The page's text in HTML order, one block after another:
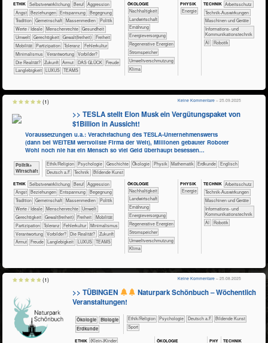
ETHIK ​​​​​​​​​​​​​​​​​​​​​​​​​​​​​​​​​​​​​​​​Selbst­verwirklichung ​​​​​​​​​​​​​​​Beruf
​​​​​​​​​​​​​Aggression
​​​​​​​​​​​​​Angst
​​​​​​​​​​​​​Beziehungen ​​​​​​​​​​​​​Entspannung
​​​​​​​​​​​​Begegnung
​​​​​​​​​​​Tradition
​​​​​​​​​​Gemeinschaft ​​​​​​​​​Massenmedien
​​​​​​​​​Politik
​​​​​​​​Werte / Ideale
​​​​​​​Menschenrechte
​​​​​​Gesundheit
​​​​​Umwelt
​​​​Gerechtigkeit ​​​​Gewalt(freiheit)
​​​Freiheit
​​​Mobilität
​​​Partizipation ​​​Toleranz
​​Fehlerkultur
​​Minimalismus
​​Verantwortung
​​Vorbilder?
​Die Realität?
​Zukunft Armut DAS GLÜCK
Freude
Langlebigkeit
LUXUS TEAMS
ÖKO​LOGIE
​​​​​​​​​​​​​​​Nachhaltigkeit
​​​​​Landwirtschaft
​​​​Ernährung
​​​Energieversorgung
​​​Regenerative Energien
​​​Stromspeicher
​​Umweltverschmutzung
Klima
PHY​SIK
​​Energie
TECH​NIK ​​​​​​Arbeitsschutz
​​​​​​Technik-Auswirkungen
​​​​Maschinen und Geräte
​​​Informations- und
Kommunikationstechnik
​​AI
Robotik
>> TESLA stellt Elon Musk ein Vergütungspaket von
$1Billion in Aussicht!
Voraussetzungen u.a.: Verachtfachung des TESLA-Unternehmenswerts
(dann bei WEITEM wertvollste Firma der Welt), Millionen gebauter Roboter
Wohl noch nie hat ein Mensch so viel Geld überhaupt besessen...
​​​​​​​​​Politik+​
Wirtschaft
​​​​​​​​​​Ethik/​Religion ​​​​​​​​​​Psychologie ​​​​​​​​Geschichte ​​​​​​​​Ökologie ​​​​​​​Physik ​​​​​​Mathematik ​​​​​Erdkunde
​​​​Englisch
​​​Deutsch a.F.
​Technik
Bildende Kunst
ETHIK ​​​​​​​​​​​​​​​​​​​​​​​​​​​​​​​​​​​​​​​​Selbst­verwirklichung ​​​​​​​​​​​​​​​Beruf
​​​​​​​​​​​​​Aggression
​​​​​​​​​​​​​Angst
​​​​​​​​​​​​​Beziehungen ​​​​​​​​​​​​​Entspannung
​​​​​​​​​​​​Begegnung
​​​​​​​​​​​Tradition
​​​​​​​​​​Gemeinschaft ​​​​​​​​​Massenmedien
​​​​​​​​​Politik
​​​​​​​​Werte / Ideale
​​​​​​​Menschenrechte
​​​​​Umwelt
​​​​Gerechtigkeit
​​​​Gewalt(freiheit) ​​​Freiheit
​​​Mobilität
​​​Partizipation
​​​Toleranz ​​Fehlerkultur
​​Minimalismus
​​Verantwortung
​​Vorbilder? ​Die Realität?
​Zukunft
Armut
Freude Langlebigkeit LUXUS TEAMS
ÖKO​LOGIE
​​​​​​​​​​​​​​​Nachhaltigkeit
​​​​​Landwirtschaft
​​​​Ernährung
​​​Energieversorgung
​​​Regenerative Energien
​​​Stromspeicher
​​Umweltverschmutzung
Klima
PHY​SIK
​​Energie
TECH​NIK ​​​​​​Arbeitsschutz
​​​​​​Technik-Auswirkungen
​​​​Maschinen und Geräte
​​​Informations- und
Kommunikationstechnik
​​AI
Robotik
Keine Kommentare – 25.09.2025
(1)
>> TÜBINGEN
Naturpark Schönbuch – Wöchentlich
Veranstaltungen!
​​​​​​​Ökologie
​​​​​​Biologie
​​​​Erdkunde
​​​​​​​​​​Ethik/​Religion ​​​​​​​​​​Psychologie ​​​Deutsch a.F.
Bildende Kunst
Sport
ETHIK (Klein-)Kinder
ÖKO​LOGIE
PHY​
TECH​NIK
Keine Kommentare – 25.08.2025
(1)